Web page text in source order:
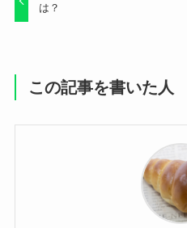
は？
この記事を書いた人